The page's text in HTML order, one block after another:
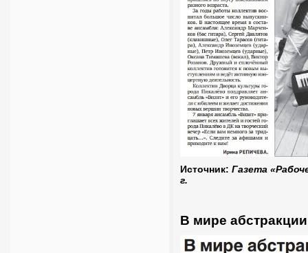
Источник: Газета
г.
В мире абстракции